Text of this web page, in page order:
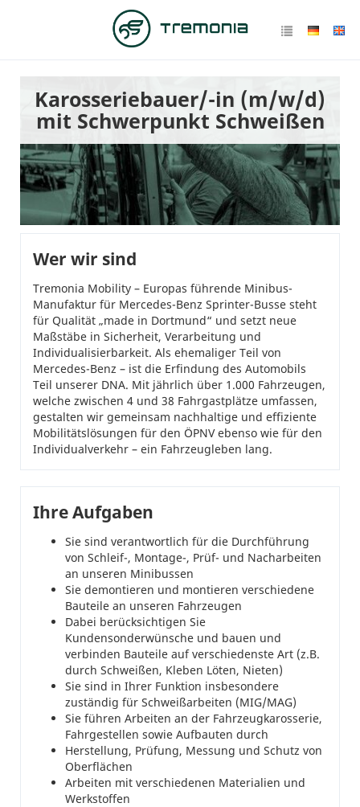
Karosseriebauer/-in (m/w/d)
mit Schwerpunkt Schweißen
Wer wir sind
Tremonia Mobility – Europas führende Minibus-
Manufaktur für Mercedes-Benz Sprinter-Busse steht
für Qualität „made in Dortmund“ und setzt neue
Maßstäbe in Sicherheit, Verarbeitung und
Individualisierbarkeit. Als ehemaliger Teil von
Mercedes-Benz – ist die Erfindung des Automobils
Teil unserer DNA. Mit jährlich über 1.000 Fahrzeugen,
welche zwischen 4 und 38 Fahrgastplätze umfassen,
gestalten wir gemeinsam nachhaltige und effiziente
Mobilitätslösungen für den ÖPNV ebenso wie für den
Individualverkehr – ein Fahrzeugleben lang.
Ihre Aufgaben
Sie sind verantwortlich für die Durchführung
von Schleif-, Montage-, Prüf- und Nacharbeiten
an unseren Minibussen
Sie demontieren und montieren verschiedene
Bauteile an unseren Fahrzeugen
Dabei berücksichtigen Sie
Kundensonderwünsche und bauen und
verbinden Bauteile auf verschiedenste Art (z.B.
durch Schweißen, Kleben Löten, Nieten)
Sie sind in Ihrer Funktion insbesondere
zuständig für Schweißarbeiten (MIG/MAG)
Sie führen Arbeiten an der Fahrzeugkarosserie,
Fahrgestellen sowie Aufbauten durch
Herstellung, Prüfung, Messung und Schutz von
Oberflächen
Arbeiten mit verschiedenen Materialien und
Werkstoffen